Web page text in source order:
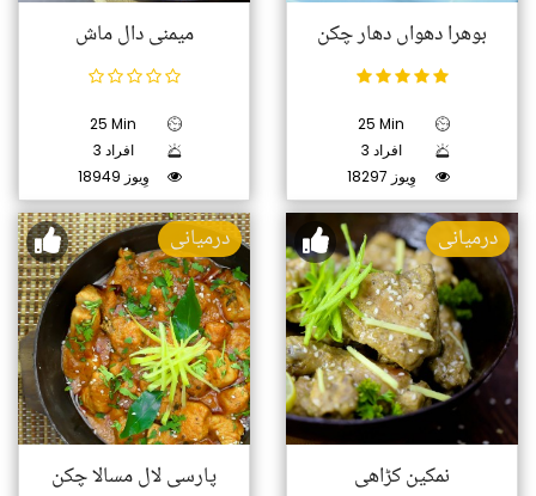
میمنی دال ماش
25 Min
3 افراد
18949 وِیوز
بوھرا دھواں دھار چکن
25 Min
3 افراد
18297 وِیوز
درمیانی
پارسی لال مسالا چکن
درمیانی
نمکین کڑاھی